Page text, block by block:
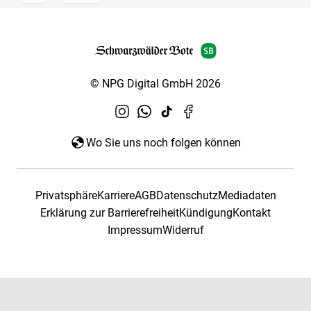
© NPG Digital GmbH 2026
Wo Sie uns noch folgen können
PrivatsphäreKarriereAGBDatenschutzMediadaten
Erklärung zur BarrierefreiheitKündigungKontakt
ImpressumWiderruf